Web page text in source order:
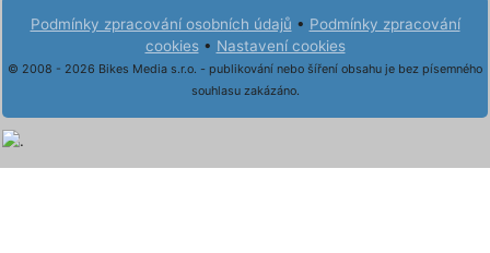
Podmínky zpracování osobních údajů • Podmínky zpracování
cookies• Nastavení cookies
© 2008 - 2026 Bikes Media s.r.o. - publikování nebo šíření obsahu je bez písemného
souhlasu zakázáno.